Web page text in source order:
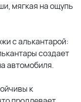
мягкая на ощупь
с алькантарой:
создает
автомобиля.
к